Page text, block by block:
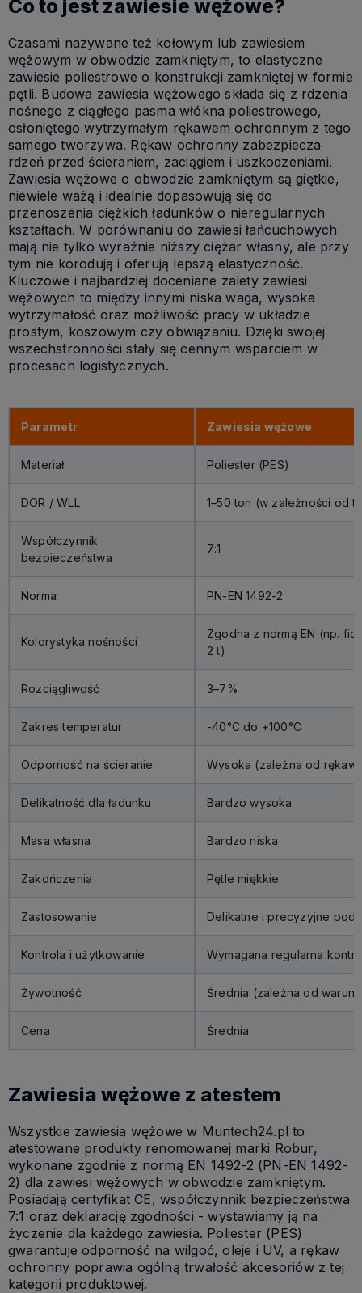
Co to jest zawiesie wężowe?
Czasami nazywane też kołowym lub zawiesiem
wężowym w obwodzie zamkniętym, to elastyczne
zawiesie poliestrowe o konstrukcji zamkniętej w formie
pętli. Budowa zawiesia wężowego składa się z rdzenia
nośnego z ciągłego pasma włókna poliestrowego,
osłoniętego wytrzymałym rękawem ochronnym z tego
samego tworzywa. Rękaw ochronny zabezpiecza
rdzeń przed ścieraniem, zaciągiem i uszkodzeniami.
Zawiesia wężowe o obwodzie zamkniętym są giętkie,
niewiele ważą i idealnie dopasowują się do
przenoszenia ciężkich ładunków o nieregularnych
kształtach. W porównaniu do zawiesi łańcuchowych
mają nie tylko wyraźnie niższy ciężar własny, ale przy
tym nie korodują i oferują lepszą elastyczność.
Kluczowe i najbardziej doceniane zalety zawiesi
wężowych to między innymi niska waga, wysoka
wytrzymałość oraz możliwość pracy w układzie
prostym, koszowym czy obwiązaniu. Dzięki swojej
wszechstronności stały się cennym wsparciem w
procesach logistycznych.
Parametr Zawiesia wężowe
Materiał Poliester (PES)
DOR / WLL 1–50 ton (w zależności od
Współczynnik
bezpieczeństwa
7:1
Norma PN-EN 1492-2
Kolorystyka nośności
Zgodna z normą EN (np.
2 t)
Rozciągliwość 3–7%
Zakres temperatur -40°C do +100°C
Odporność na ścieranie Wysoka (zależna od
Delikatność dla ładunku Bardzo wysoka
Masa własna Bardzo niska
Zakończenia Pętle miękkie
Zastosowanie Delikatne i precyzyjne
Kontrola i użytkowanie Wymagana regularna
Żywotność Średnia (zależna od
Cena Średnia
Zawiesia wężowe z atestem
Wszystkie zawiesia wężowe w Muntech24.pl to
atestowane produkty renomowanej marki Robur,
wykonane zgodnie z normą EN 1492-2 (PN-EN 1492-
2) dla zawiesi wężowych w obwodzie zamkniętym.
Posiadają certyfikat CE, współczynnik bezpieczeństwa
7:1 oraz deklarację zgodności - wystawiamy ją na
życzenie dla każdego zawiesia. Poliester (PES)
gwarantuje odporność na wilgoć, oleje i UV, a rękaw
ochronny poprawia ogólną trwałość akcesoriów z tej
kategorii produktowej.